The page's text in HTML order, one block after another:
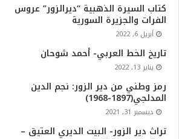
كتاب السيرة الذهبية “ديرالزور” عروس
الفرات والجزيرة السورية
أبريل 6, 2022
تاريخ الخط العربي- أحمد شوحان
يناير 13, 2022
رمز وطني من دير الزور: نجم الدين
المدلجي(1897-1968)
ديسمبر 31, 2021
تراث دير الزور- البيت الديري العتيق –